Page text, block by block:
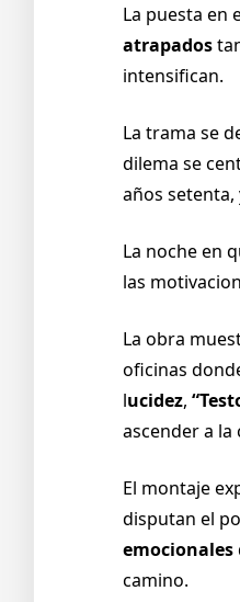
La puesta en
atrapados
intensifican.
La trama se
dilema se
años
La noche en
las
La obra
oficinas
lucidez,
ascender a la
El montaje
disputan el
emocionales
camino.